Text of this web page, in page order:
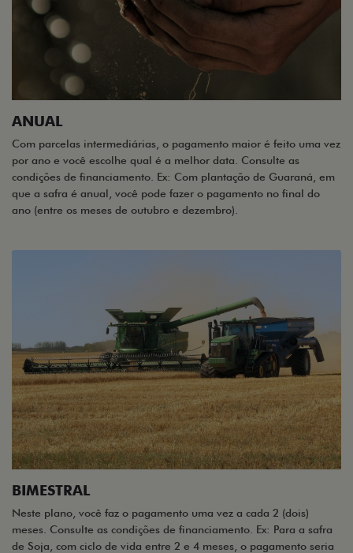
ANUAL
Com parcelas intermediárias, o pagamento maior é feito uma vez
por ano e você escolhe qual é a melhor data. Consulte as
condições de financiamento. Ex: Com plantação de Guaraná, em
que a safra é anual, você pode fazer o pagamento no final do
ano (entre os meses de outubro e dezembro).
BIMESTRAL
Neste plano, você faz o pagamento uma vez a cada 2 (dois)
meses. Consulte as condições de financiamento. Ex: Para a safra
de Soja, com ciclo de vida entre 2 e 4 meses, o pagamento seria